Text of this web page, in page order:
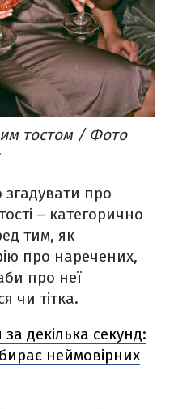
тостом / Фото
про
– категорично
тим, як
про наречених,
про неї
чи тітка.
декілька секунд:
неймовірних